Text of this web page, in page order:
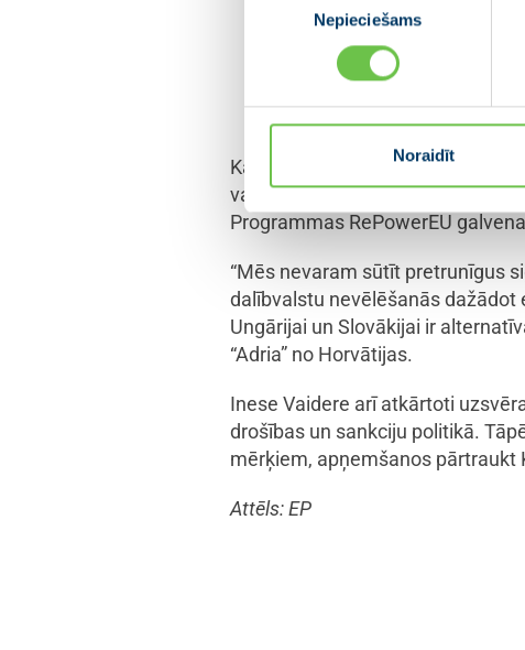
Nepieciešams
Noraidīt
uztur vai atjauno
Krievijas naftas barels
Kā likuma par atteikšanos no
vairākumu ir stingri atbalstījuši
Programmas RePowerEU
“Mēs nevaram sūtīt pretrunīgus
dalībvalstu nevēlēšanās dažādot
Ungārijai un Slovākijai ir
“Adria” no Horvātijas.
Inese Vaidere arī atkārtoti
drošības un sankciju politikā.
mērķiem, apņemšanos pārtraukt
Attēls: EP